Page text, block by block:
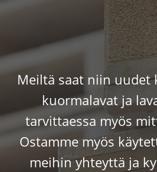
Meiltä saat niin
kuormalavat ja
tarvittaessa myös
Ostamme myös
meihin yhteyttä ja